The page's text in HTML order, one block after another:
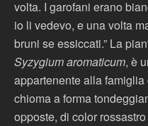
volta. I garofani erano
io li vedevo, e una volta
bruni se essiccati.” La
Syzygium aromaticum, è
appartenente alla
chioma a forma
opposte, di color